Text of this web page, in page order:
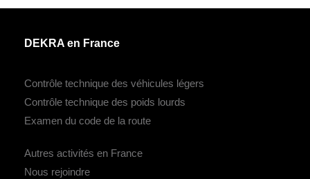
DEKRA en France
Contrôle technique des véhicules légers
Contrôle technique des poids lourds
Examen du code de la route
Autres activités en France
Nous rejoindre